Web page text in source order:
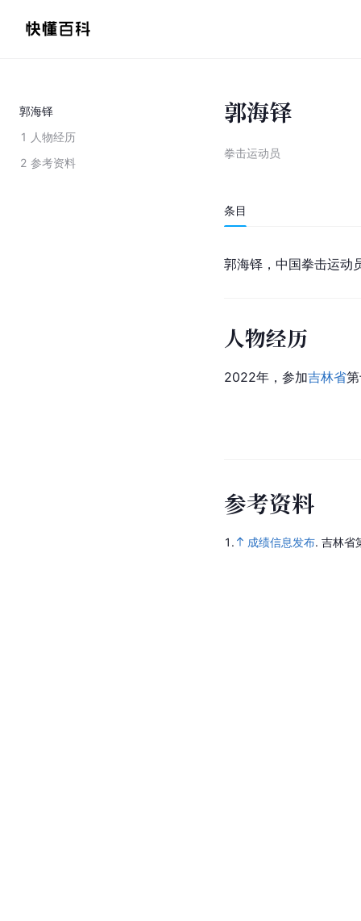
郭海铎
1 人物经历
2 参考资料
郭海铎
拳击运动员
条目
郭海铎，中国拳击运动
人物经历
2022年，参加吉林省
参考资料
1. 成绩信息发布. 吉林省